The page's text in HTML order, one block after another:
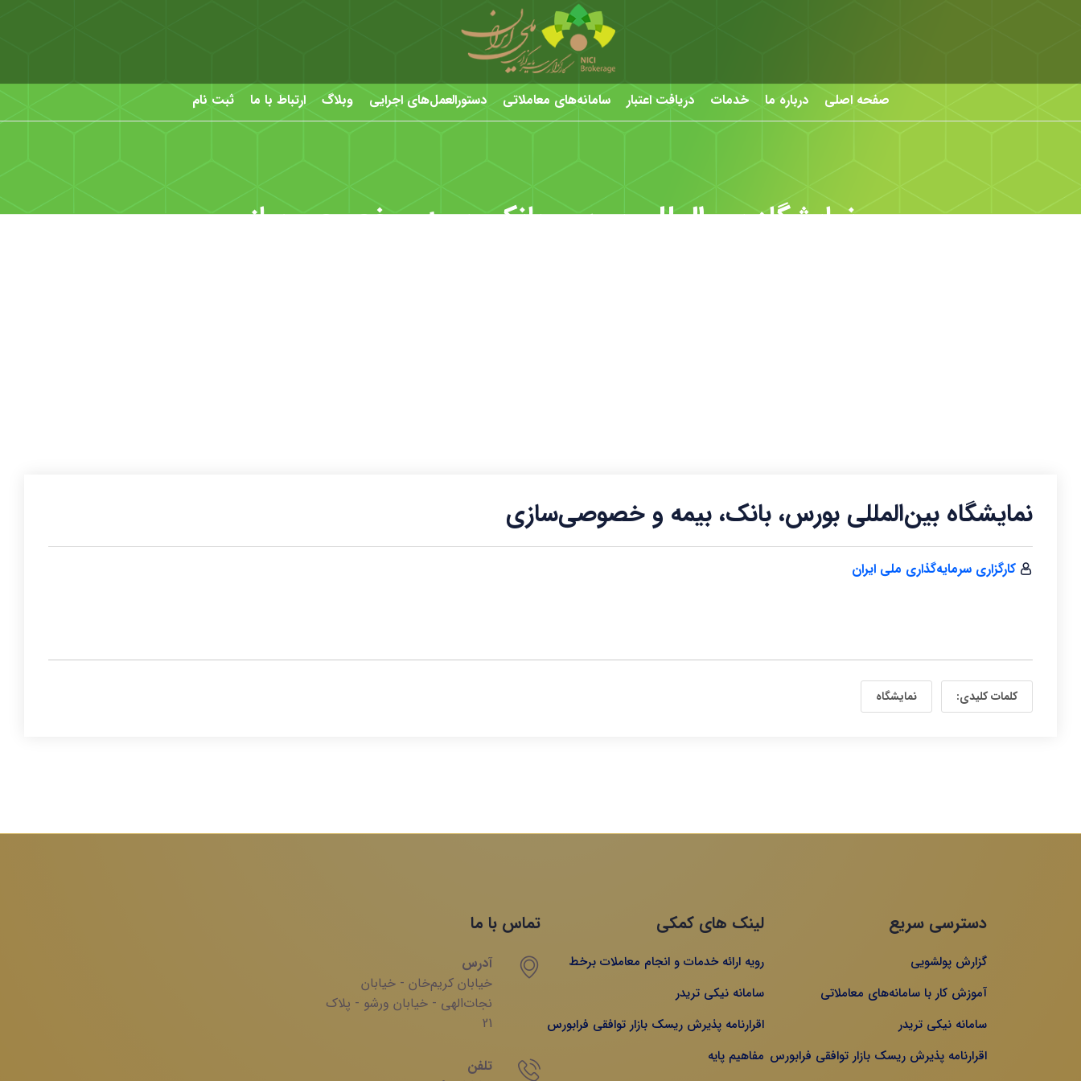
صفحه اصلی درباره ما خدمات دریافت اعتبار سامانه‌های معاملاتی دستورالعمل‌های اجرایی وبلاگ ارتباط با ما ثبت نام
نمایشگاه بین‌المللی بورس، بانک، بیمه و خصوصی‌سازی
نمایشگاه بین‌المللی بورس، بانک، بیمه و خصوصی‌سازی
کارگزاری سرمایه‌گذاری ملی ایران
کلمات کلیدی: نمایشگاه
دسترسی سریع
گزارش پولشویی
آموزش کار با سامانه‌های معاملاتی
سامانه نیکی تریدر
اقرارنامه پذیرش ریسک بازار توافقی فرابورس
لینک های کمکی
رویه ارائه خدمات و انجام معاملات برخط
سامانه نیکی تریدر
اقرارنامه پذیرش ریسک بازار توافقی فرابورس
مفاهیم پایه
تماس با ما
آدرس
خیابان‌ کریم‌‌خان - خیابان
‌نجات‌الهی - خیابان ‌ورشو - پلاک
21
تلفن